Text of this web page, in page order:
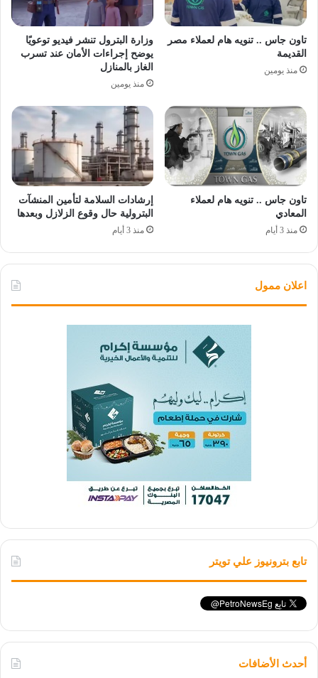
تاون جاس .. تنويه هام لعملاء مصر
القديمة
منذ يومين
وزارة البترول تنشر فيديو توعويًا
يوضح إجراءات الأمان عند تسرب
الغاز بالمنازل
منذ يومين
تاون جاس .. تنويه هام لعملاء
المعادي
منذ 3 أيام
إرشادات السلامة لتأمين المنشآت
البترولية حال وقوع الزلازل وبعدها
منذ 3 أيام
اعلان ممول
تابع بترونيوز علي تويتر
أحدث الأضافات